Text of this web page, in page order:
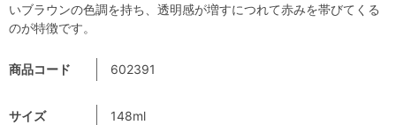
商品コード 602391
サイズ 148ml
いブラウンの色調を持ち、透明感が増すにつれて赤みを帯びてくる
のが特徴です。